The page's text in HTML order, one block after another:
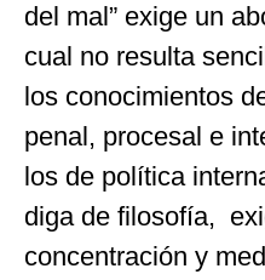
del mal” exige un
cual no resulta
los conocimientos
penal, procesal e
los de política
diga de filosofía,
concentración y